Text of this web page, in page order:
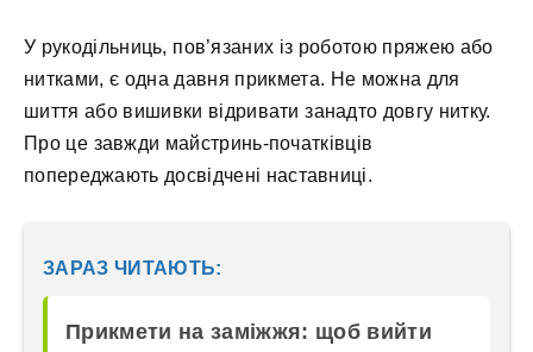
У рукодільниць, пов’язаних із роботою пряжею або
нитками, є одна давня прикмета. Не можна для
шиття або вишивки відривати занадто довгу нитку.
Про це завжди майстринь-початківців
попереджають досвідчені наставниці.
ЗАРАЗ ЧИТАЮТЬ:
Прикмети на заміжжя: щоб вийти